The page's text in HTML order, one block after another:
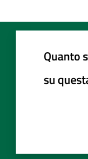
Quanto
su